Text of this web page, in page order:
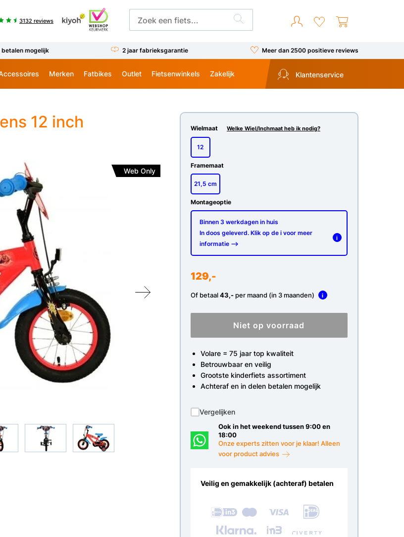
3132 reviews
mogelijk 2 jaar fabrieksgarantie Meer dan 2500 positieve reviews
Merken Fatbikes Outlet Fietsenwinkels Zakelijk Klantenservice
12 inch
Web Only
Wielmaat Welke Wiel/Inchmaat heb ik nodig?
12
Framemaat
21,5 cm
Montageoptie
Binnen 3 werkdagen in huis
In doos geleverd. Klik op de i voor meer
informatie -->
i
129,-
Of betaal43,-per maand (in 3 maanden) i
Niet op voorraad
Volare = 75 jaar top kwaliteit
Betrouwbaar en veilig
Grootste kinderfiets assortiment
Achteraf en in delen betalen mogelijk
Vergelijken
Ook in het weekend tussen 9:00 en
18:00
Onze experts zitten voor je klaar! Alleen
voor product advies
Veilig en gemakkelijk (achteraf) betalen